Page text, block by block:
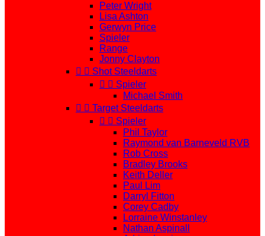
Peter Wright
Lisa Ashton
Gerwyn Price
Spieler
Range
Jonny Clayton
  Shot Steeldarts
  Spieler
Michael Smith
  Target Steeldarts
  Spieler
Phil Taylor
Raymond van Barneveld RVB
Rob Cross
Bradley Brooks
Keith Deller
Paul Lim
Darryl Fitton
Corey Cadby
Lorraine Winstanley
Nathan Aspinall